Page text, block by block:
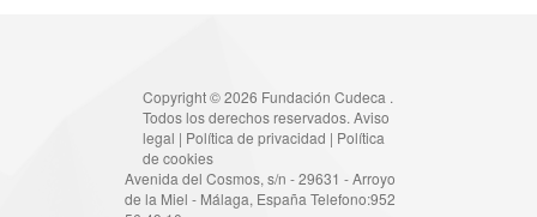
Copyright © 2026 Fundación Cudeca .
Todos los derechos reservados. Aviso
legal | Política de privacidad | Política
de cookies
Avenida del Cosmos, s/n - 29631 - Arroyo
de la Miel - Málaga, España Telefono:952